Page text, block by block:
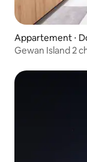
Appartement ⋅
Gewan Island 2